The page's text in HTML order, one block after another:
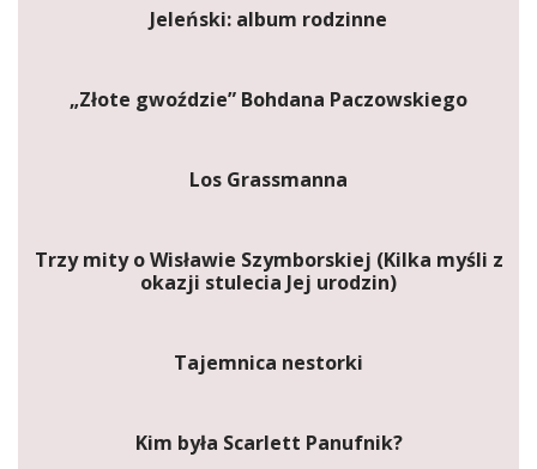
Jeleński: album rodzinne
„Złote gwoździe” Bohdana Paczowskiego
Los Grassmanna
Trzy mity o Wisławie Szymborskiej (Kilka myśli z
okazji stulecia Jej urodzin)
Tajemnica nestorki
Kim była Scarlett Panufnik?